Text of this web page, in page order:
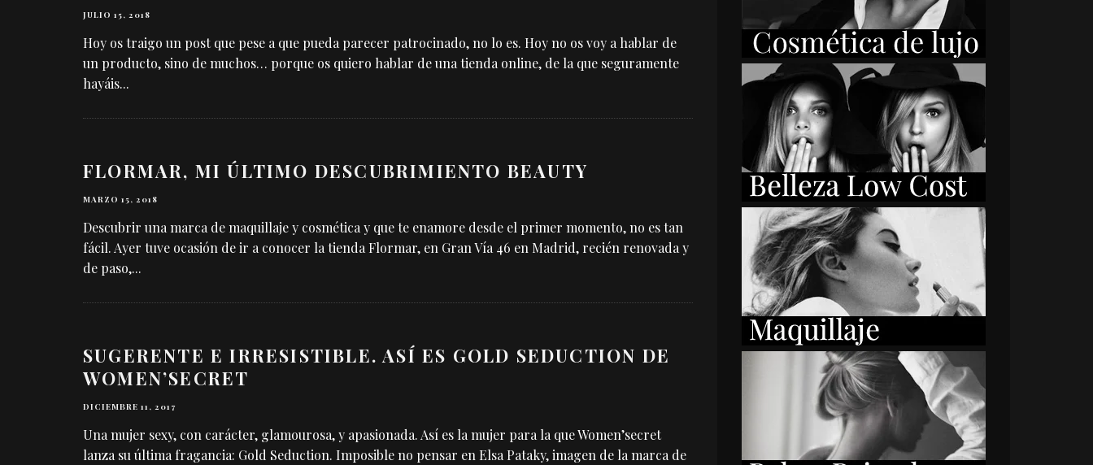
JULIO 15, 2018
Hoy os traigo un post que pese a que pueda parecer patrocinado, no lo es. Hoy no os voy a hablar de
un producto, sino de muchos… porque os quiero hablar de una tienda online, de la que seguramente
hayáis...
FLORMAR, MI ÚLTIMO DESCUBRIMIENTO BEAUTY
MARZO 15, 2018
Descubrir una marca de maquillaje y cosmética y que te enamore desde el primer momento, no es tan
fácil. Ayer tuve ocasión de ir a conocer la tienda Flormar, en Gran Vía 46 en Madrid, recién renovada y
de paso,...
SUGERENTE E IRRESISTIBLE. ASÍ ES GOLD SEDUCTION DE
WOMEN’SECRET
DICIEMBRE 11, 2017
Una mujer sexy, con carácter, glamourosa, y apasionada. Así es la mujer para la que Women’secret
lanza su última fragancia: Gold Seduction. Imposible no pensar en Elsa Pataky, imagen de la marca de